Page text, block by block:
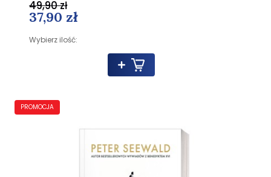
37,90 zł
Wybierz ilość:
49,90 zł
PROMOCJA